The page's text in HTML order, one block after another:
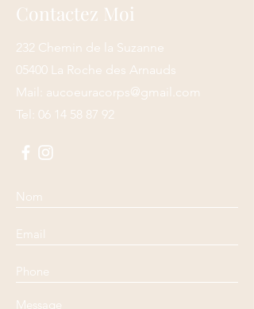
Contactez Moi
232 Chemin de la Suzanne
05400 La Roche des Arnauds
Mail: aucoeuracorps@gmail.com
Tel: 06 14 58 87 92